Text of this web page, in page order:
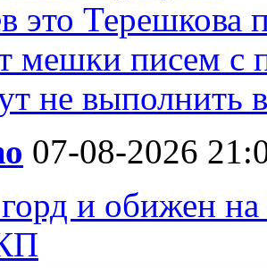
это Терешкова
мешки писем с
не выполнить
07-08-2026
и обижен на